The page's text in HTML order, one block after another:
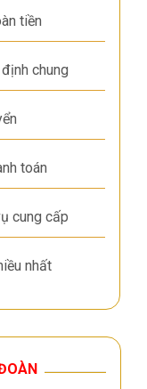
tiền
chung
toán
cung cấp
nhất